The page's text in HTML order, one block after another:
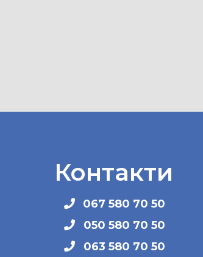
Контакти
067 580 70 50
050 580 70 50
063 580 70 50